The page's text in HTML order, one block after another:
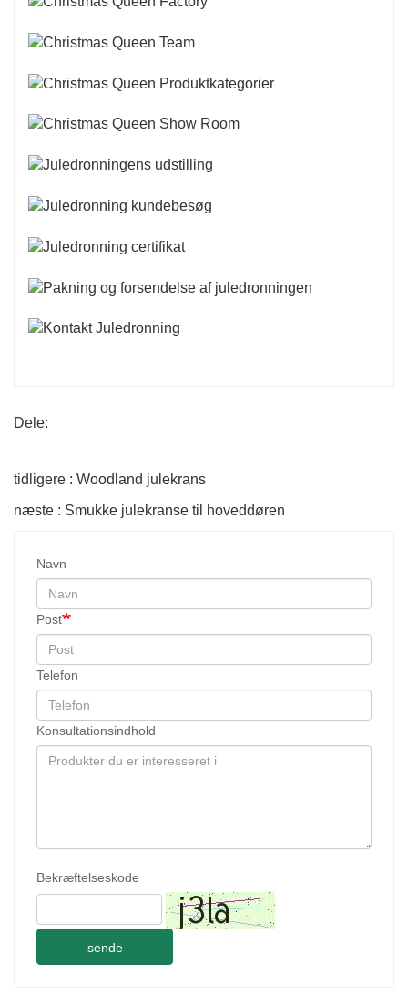
Dele:
tidligere : Woodland julekrans
næste : Smukke julekranse til hoveddøren
Navn
Post
Telefon
Konsultationsindhold
Bekræftelseskode
sende